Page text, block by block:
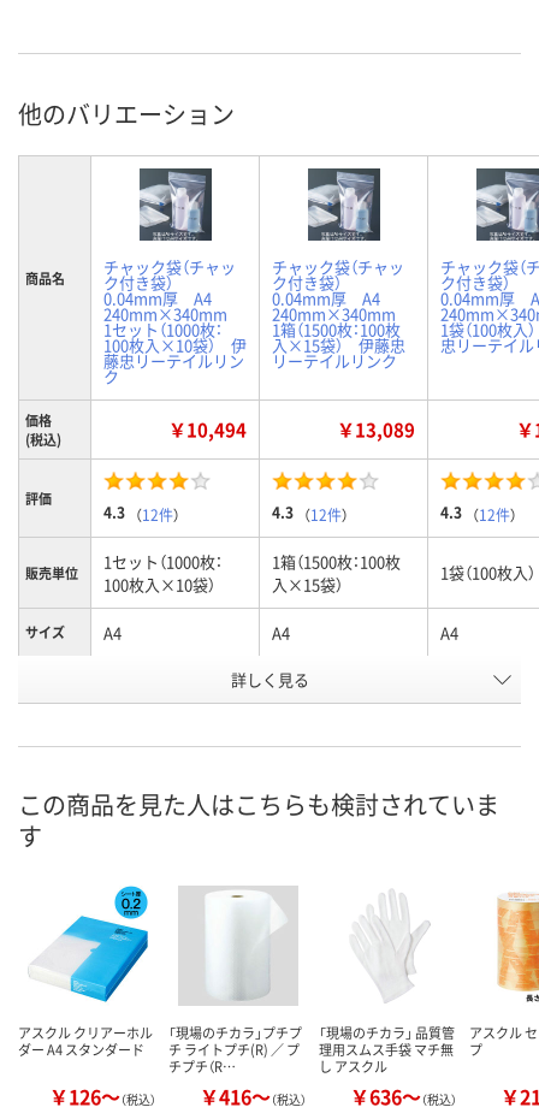
他のバリエーション
商品名 チャック袋（チャッ
ク付き袋）
0.04mm厚 A4
240mm×340mm
1セット（1000枚：
100枚入×10袋） 伊
藤忠リーテイルリン
ク
チャック袋（チャッ
ク付き袋）
0.04mm厚 A4
240mm×340mm
1箱（1500枚：100枚
入×15袋） 伊藤忠
リーテイルリンク
チャック袋（
ク付き袋）
0.04mm厚
1袋（100枚入
忠リーテイ
価格
(税込)
￥10,494 ￥13,089
評価
4.3 （12件） 4.3 （12件） 4.3 （12件）
販売単位
1セット（1000枚：
100枚入×10袋）
1箱（1500枚：100枚
入×15袋）
1袋（100枚入）
サイズ A4 A4 A4
1174318
8月10日（月）
カゴへ カ
詳しく見る
この商品を見た人はこちらも検討されていま
す
アスクル クリアーホル
ダー A4 スタンダード
￥126～（税込）
「現場のチカラ」プチプ
チ ライトプチ(R) ／ プ
チプチ（R…
￥416～（税込）
「現場のチカラ」 品質管
理用スムス手袋 マチ無
し アスクル
￥636～（税込）
アスクル
プ
￥